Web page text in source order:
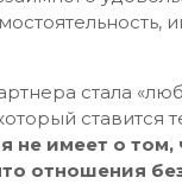
стала
ставится
не имеет о
отношения